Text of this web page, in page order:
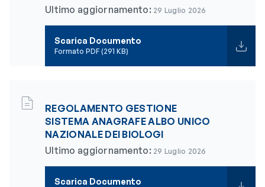
Ultimo aggiornamento: 29 Luglio 2026
Scarica Documento
Formato PDF (291 KB)
REGOLAMENTO GESTIONE
SISTEMA ANAGRAFE ALBO UNICO
NAZIONALE DEI BIOLOGI
Ultimo aggiornamento: 29 Luglio 2026
Scarica Documento